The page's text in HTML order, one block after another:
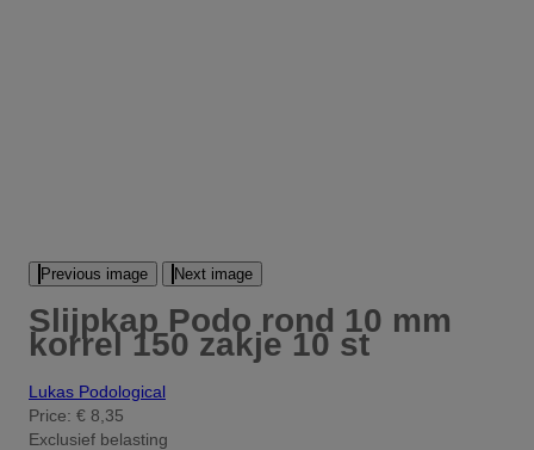
Previous image Next image
Slijpkap Podo rond 10 mm
korrel 150 zakje 10 st
Lukas Podological
Price: € 8,35
Exclusief belasting